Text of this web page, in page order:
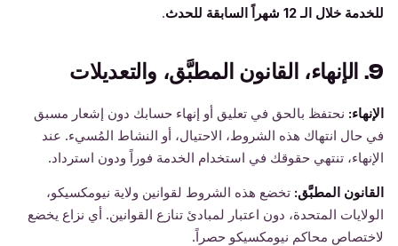
للخدمة خلال الـ 12 شهراً السابقة للحدث
.
9. الإنهاء، القانون المطبَّق، والتعديلات
الإنهاء: نحتفظ بالحق في تعليق أو إنهاء حسابك دون إشعار مسبق
في حال انتهاك هذه الشروط، الاحتيال، أو النشاط المُسيء. عند
الإنهاء، تنتهي حقوقك في استخدام الخدمة فوراً ودون استرداد.
القانون المطبَّق: تخضع هذه الشروط لقوانين ولاية نيومكسيكو،
الولايات المتحدة، دون اعتبار لمبادئ تنازع القوانين. أي نزاع يخضع
لاختصاص محاكم نيومكسيكو حصراً.